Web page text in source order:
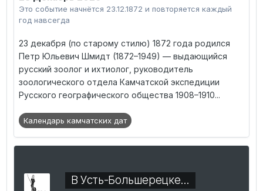
Это событие начнётся 23.12.1872 и повторяется каждый
год навсегда
23 декабря (по старому стилю) 1872 года родился
Петр Юльевич Шмидт (1872–1949) — выдающийся
русский зоолог и ихтиолог, руководитель
зоологического отдела Камчатской экспедиции
Русского географического общества 1908–1910...
Календарь камчатских дат
В Усть-Большерецке…